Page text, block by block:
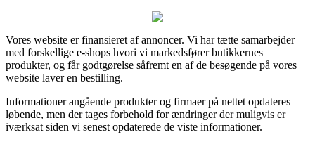
Vores website er finansieret af annoncer. Vi har tætte samarbejder
med forskellige e-shops hvori vi markedsfører butikkernes
produkter, og får godtgørelse såfremt en af de besøgende på vores
website laver en bestilling.
Informationer angående produkter og firmaer på nettet opdateres
løbende, men der tages forbehold for ændringer der muligvis er
iværksat siden vi senest opdaterede de viste informationer.